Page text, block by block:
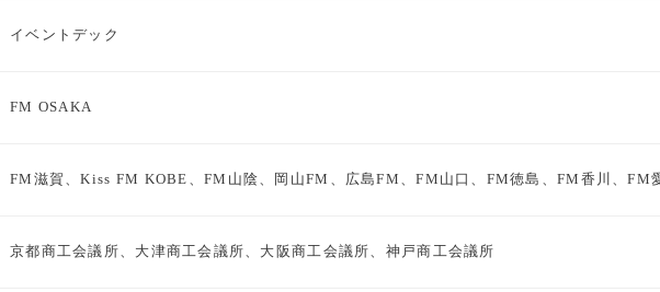
イベントデック
FM OSAKA
FM滋賀、Kiss FM KOBE、FM山陰、岡山FM、広島FM、FM山口、FM徳島、FM香川、FM
京都商工会議所、大津商工会議所、大阪商工会議所、神戸商工会議所